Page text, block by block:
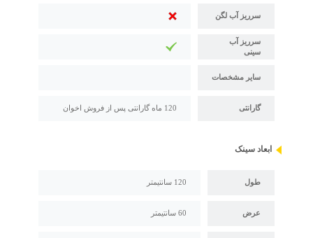
سرریز آب لگن
سرریز آب
سینی
سایر مشخصات
گارانتی 120 ماه گارانتی پس از فروش اخوان
ابعاد سینک
طول 120 سانتیمتر
عرض 60 سانتیمتر